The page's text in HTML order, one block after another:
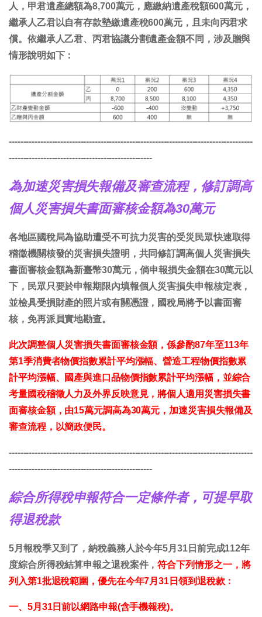
人，甲君遺產總額為8,700萬元，應繳納遺產稅額600萬元，
繼承人乙君以自有存款墊繳遺產稅600萬元，且未向丙君求
償。依繼承人乙君、丙君協議分割遺產金額不同，涉及贈與
情形說明如下：
-------------------------------------------------------------------------------------
--------------------------------------------------
為加速災害損失報備及審查流程，修訂調高
個人災害損失書面審核金額為30萬元
各地區國稅局為協助遭受不可抗力災害的受災民眾快速取得
稽徵機關核發的災害損失證明，共同修訂調高個人災害損失
書面審核金額為新臺幣30萬元，倘申報損失金額在30萬元以
下，民眾只要於申報期限內填報個人災害損失申報核定表，
並檢具受損財產的照片或有關憑證，國稅局將予以書面審
核，免再派員實地勘查。
此次調整個人災害損失書面審核金額，係參酌87年至113年
第1季消費者物價指數累計平均漲幅、營造工程物價指數累
計平均漲幅、國產與進口品物價指數累計平均漲幅，並綜合
考量國稅稽徵人力及外界反映意見，將個人適用災害損失書
面審核金額，由15萬元調高為30萬元，加速災害損失報備及
審查流程，以簡政便民。
-------------------------------------------------------------------------------------
--------------------------------------------------
綜合所得稅申報符合一定條件者，可提早取
得退稅款
5月報稅季又到了，納稅義務人於今年5月31日前完成112年
度綜合所得稅結算申報之退稅案件，符合下列情形之一，將
列入第1批退稅範圍，優先在今年7月31日領到退稅款：
一、5月31日前以網路申報(含手機報稅)。